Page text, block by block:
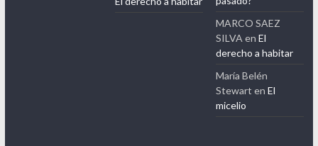
El derecho a habitar
pasado?
MARCO SAEZ
SILVA enEl
derecho a habitar
María Belén
Stewart enEl
micelio